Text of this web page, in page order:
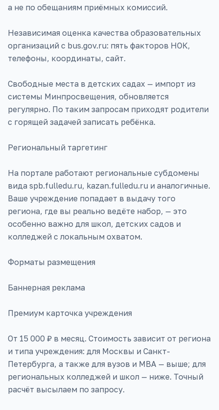
а не по обещаниям приёмных комиссий.
Независимая оценка качества образовательных
организаций с bus.gov.ru: пять факторов НОК,
телефоны, координаты, сайт.
Свободные места в детских садах — импорт из
системы Минпросвещения, обновляется
регулярно. По таким запросам приходят родители
с горящей задачей записать ребёнка.
Региональный таргетинг
На портале работают региональные субдомены
вида spb.fulledu.ru, kazan.fulledu.ru и аналогичные.
Ваше учреждение попадает в выдачу того
региона, где вы реально ведёте набор, — это
особенно важно для школ, детских садов и
колледжей с локальным охватом.
Форматы размещения
Баннерная реклама
Премиум карточка учреждения
От 15 000 ₽ в месяц. Стоимость зависит от региона
и типа учреждения: для Москвы и Санкт-
Петербурга, а также для вузов и MBA — выше; для
региональных колледжей и школ — ниже. Точный
расчёт высылаем по запросу.